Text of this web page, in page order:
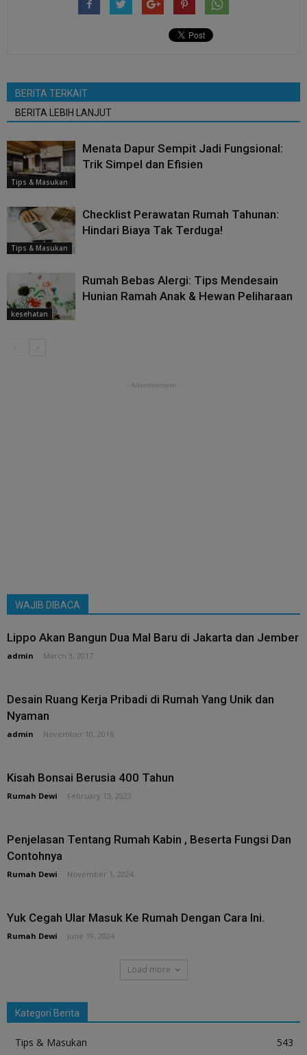
BERITA TERKAIT
BERITA LEBIH LANJUT
Tips & Masukan
Menata Dapur Sempit Jadi Fungsional:
Trik Simpel dan Efisien
Tips & Masukan
Checklist Perawatan Rumah Tahunan:
Hindari Biaya Tak Terduga!
kesehatan
Rumah Bebas Alergi: Tips Mendesain
Hunian Ramah Anak & Hewan Peliharaan
- Advertisement -
WAJIB DIBACA
Lippo Akan Bangun Dua Mal Baru di Jakarta dan Jember
admin March 3, 2017
Desain Ruang Kerja Pribadi di Rumah Yang Unik dan
Nyaman
admin November 10, 2016
Kisah Bonsai Berusia 400 Tahun
Rumah Dewi February 13, 2023
Penjelasan Tentang Rumah Kabin , Beserta Fungsi Dan
Contohnya
Rumah Dewi November 1, 2024
Yuk Cegah Ular Masuk Ke Rumah Dengan Cara Ini.
Rumah Dewi June 19, 2024
Load more
Kategori Berita
Tips & Masukan
543